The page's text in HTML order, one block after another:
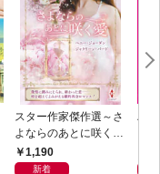
スター作家傑作選～さ
よならのあとに咲く愛
～1,190
新着
ハ